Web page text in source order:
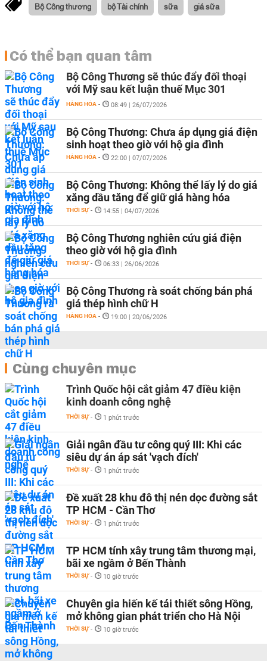
Bộ Công thương bộ Tài chính sữa giá sữa
Có thể bạn quan tâm
Bộ Công Thương sẽ thúc đẩy đối thoại
với Mỹ sau kết luận thuế Mục 301
HÀNG HÓA - 08:49 | 26/07/2026
Bộ Công Thương: Chưa áp dụng giá điện
sinh hoạt theo giờ với hộ gia đình
HÀNG HÓA - 22:00 | 07/07/2026
Bộ Công Thương: Không thể lấy lý do giá
xăng dầu tăng để giữ giá hàng hóa
THỜI SỰ - 14:55 | 04/07/2026
Bộ Công Thương nghiên cứu giá điện
theo giờ với hộ gia đình
THỜI SỰ - 06:33 | 26/06/2026
Bộ Công Thương rà soát chống bán phá
giá thép hình chữ H
HÀNG HÓA - 19:00 | 20/06/2026
Cùng chuyên mục
Trình Quốc hội cắt giảm 47 điều kiện
kinh doanh công nghệ
THỜI SỰ - 1 phút trước
Giải ngân đầu tư công quý III: Khi các
siêu dự án áp sát 'vạch đích'
THỜI SỰ - 1 phút trước
Đề xuất 28 khu đô thị nén dọc đường sắt
TP HCM - Cần Thơ
THỜI SỰ - 1 phút trước
TP HCM tính xây trung tâm thương mại,
bãi xe ngầm ở Bến Thành
THỜI SỰ - 10 giờ trước
Chuyên gia hiến kế tái thiết sông Hồng,
mở không gian phát triển cho Hà Nội
THỜI SỰ - 10 giờ trước